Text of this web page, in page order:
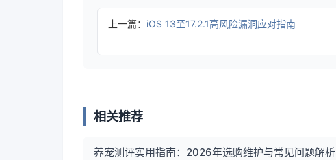
上一篇： iOS 13至17.2.1高风险漏洞应对指南
相关推荐
养宠测评实用指南：2026年选购维护与常见问题解析